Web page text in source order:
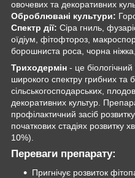
овочевих та декоративних
Оброблювані культури:
Спектр дії: Сіра гниль,
оїдіум, фітофтороз,
борошниста роса, чорна
Триходермін - це
широкого спектру грибних та
сільськогосподарських,
декоративних культур.
профілактичний засіб
початкових стадіях розвитку
10%).
Переваги препарату:
Пригнічує розвиток